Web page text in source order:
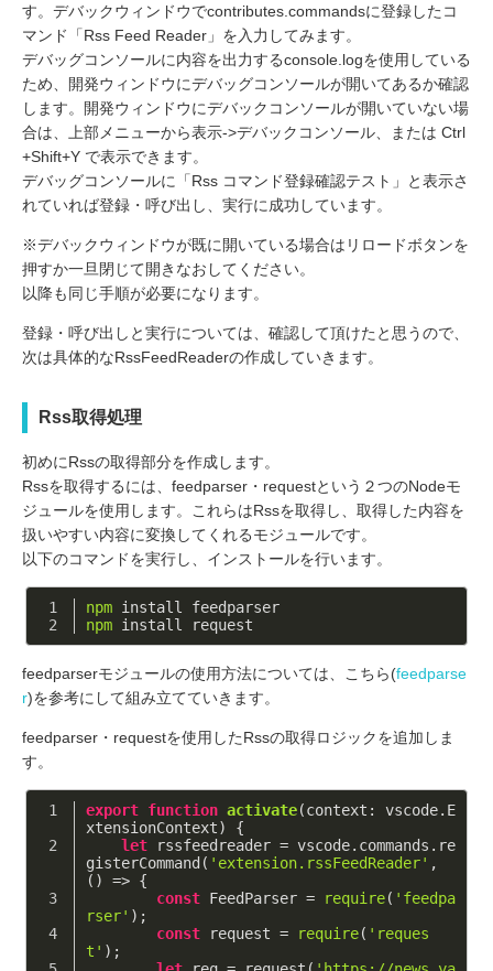
す。デバックウィンドウでcontributes.commandsに登録したコ
マンド「Rss Feed Reader」を入力してみます。
デバッグコンソールに内容を出力するconsole.logを使用している
ため、開発ウィンドウにデバッグコンソールが開いてあるか確認
します。開発ウィンドウにデバックコンソールが開いていない場
合は、上部メニューから表示->デバックコンソール、または Ctrl
+Shift+Y で表示できます。
デバッグコンソールに「Rss コマンド登録確認テスト」と表示さ
れていれば登録・呼び出し、実行に成功しています。
※デバックウィンドウが既に開いている場合はリロードボタンを
押すか一旦閉じて開きなおしてください。
以降も同じ手順が必要になります。
登録・呼び出しと実行については、確認して頂けたと思うので、
次は具体的なRssFeedReaderの作成していきます。
Rss取得処理
初めにRssの取得部分を作成します。
Rssを取得するには、feedparser・requestという２つのNodeモ
ジュールを使用します。これらはRssを取得し、取得した内容を
扱いやすい内容に変換してくれるモジュールです。
以下のコマンドを実行し、インストールを行います。
npm install feedparser
npm install request
feedparserモジュールの使用方法については、こちら(feedparse
r)を参考にして組み立てていきます。
feedparser・requestを使用したRssの取得ロジックを追加しま
す。
export function activate(context: vscode.E
xtensionContext) {
let rssfeedreader = vscode.commands.re
gisterCommand( 'extension.rssFeedReader'
()
=> {
const FeedParser = require( 'feedpa
rser' );
const request = require( 'reques
t' );